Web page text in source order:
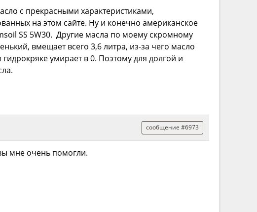
с прекрасными характеристиками,
на этом сайте. Ну и конечно американское
SS 5W30. Другие масла по моему скромному
вмещает всего 3,6 литра, из-за чего масло
умирает в 0. Поэтому для долгой и
сообщение #6973
мне очень помогли.